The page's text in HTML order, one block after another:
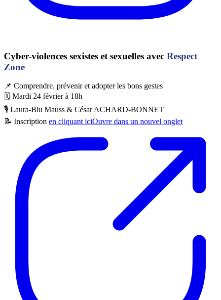
Cyber-violences sexistes et sexuelles avec Respect
Zone
📌 Comprendre, prévenir et adopter les bons gestes
🗓️ Mardi 24 février à 18h
🎙️ Laura-Blu Mauss & César ACHARD-BONNET
📝 Inscription en cliquant iciOuvre dans un nouvel onglet